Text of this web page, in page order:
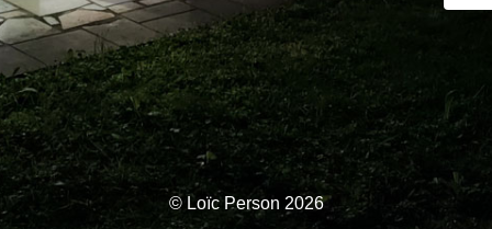
© Loïc Person 2026